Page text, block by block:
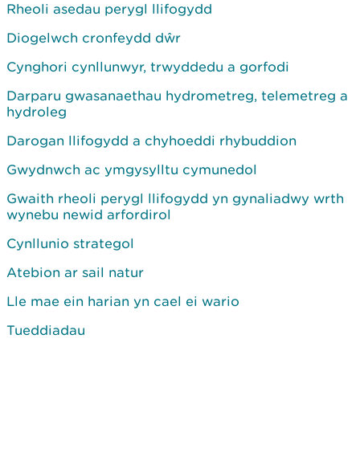
Rheoli asedau perygl llifogydd
Diogelwch cronfeydd dŵr
Cynghori cynllunwyr, trwyddedu a gorfodi
Darparu gwasanaethau hydrometreg, telemetreg a
hydroleg
Darogan llifogydd a chyhoeddi rhybuddion
Gwydnwch ac ymgysylltu cymunedol
Gwaith rheoli perygl llifogydd yn gynaliadwy wrth
wynebu newid arfordirol
Cynllunio strategol
Atebion ar sail natur
Lle mae ein harian yn cael ei wario
Tueddiadau